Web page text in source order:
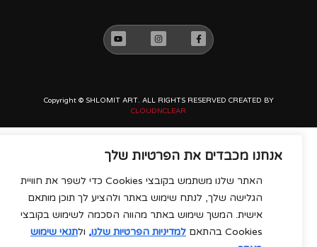
אנחנו מכבדים את הפרטיות שלך
האתר שלנו משתמש בקובצי Cookies כדי לשפר את חוויית
הגלישה שלך, לנתח שימוש באתר ולהציע לך תוכן מותאם
אישית. המשך שימוש באתר מהווה הסכמה לשימוש בקובצי
Cookies בהתאם
למדיניות הפרטיות שלנו,ולתנאי שימוש
Copyright © SHLOMIT ART. ALL RIGHTS RESERVED CREATED BY
CLOUDNCLEAR